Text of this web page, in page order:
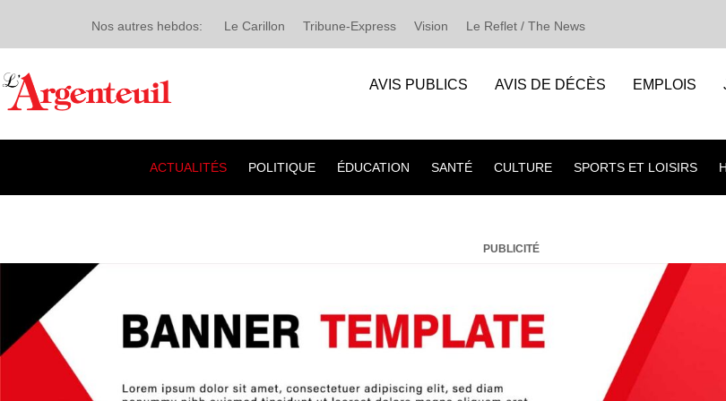
Nos autres hebdos: Le Carillon Tribune-Express Vision Le Reflet / The News
AVIS PUBLICS AVIS DE DÉCÈS EMPLOIS
ACTUALITÉS POLITIQUE ÉDUCATION SANTÉ CULTURE SPORTS ET LOISIRS
PUBLICITÉ